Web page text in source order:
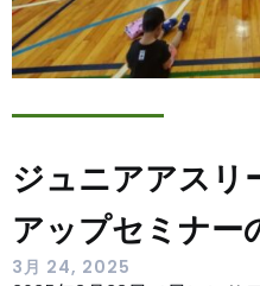
ジュニアアスリ
アップセミナー
3月 24, 2025